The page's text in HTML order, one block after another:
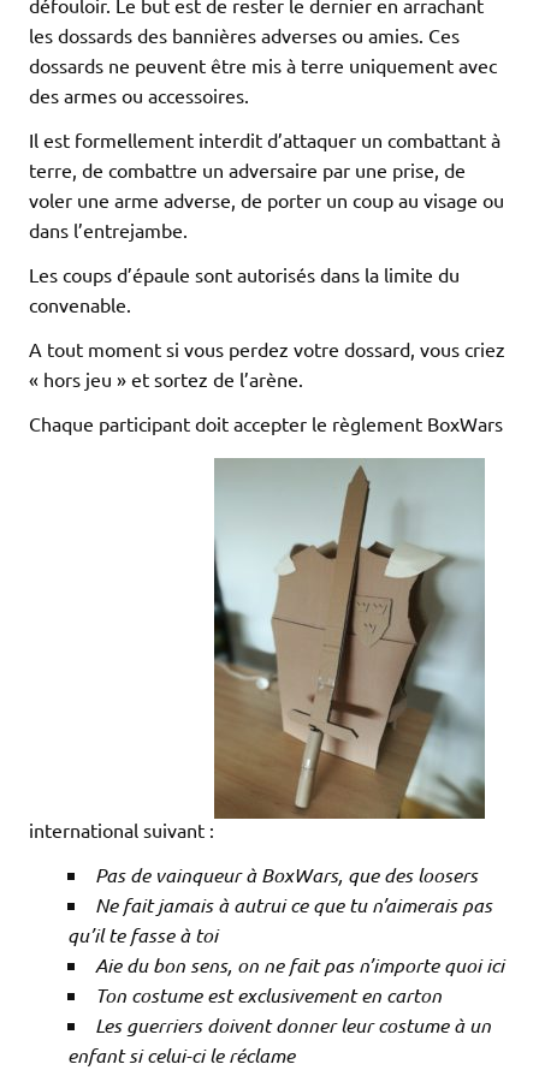
les dossards des bannières adverses ou amies. Ces
dossards ne peuvent être mis à terre uniquement avec
des armes ou accessoires.
Il est formellement interdit d’attaquer un combattant à
terre, de combattre un adversaire par une prise, de
voler une arme adverse, de porter un coup au visage ou
dans l’entrejambe.
Les coups d’épaule sont autorisés dans la limite du
convenable.
A tout moment si vous perdez votre dossard, vous criez
« hors jeu » et sortez de l’arène.
Chaque participant doit accepter le règlement BoxWars
international suivant :
Pas de vainqueur à BoxWars, que des loosers
Ne fait jamais à autrui ce que tu n’aimerais pas
qu’il te fasse à toi
Aie du bon sens, on ne fait pas n’importe quoi ici
Ton costume est exclusivement en carton
Les guerriers doivent donner leur costume à un
enfant si celui-ci le réclame